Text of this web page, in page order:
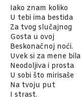
Iako znam koliko
U tebi ima bestida
Za tvog slučajnog
Gosta u ovoj
Beskonačnoj noći.
Uvek si za mene bila
Neodoljiva i prosta
U sobi što mirisaše
Na tvoju put
I strast.